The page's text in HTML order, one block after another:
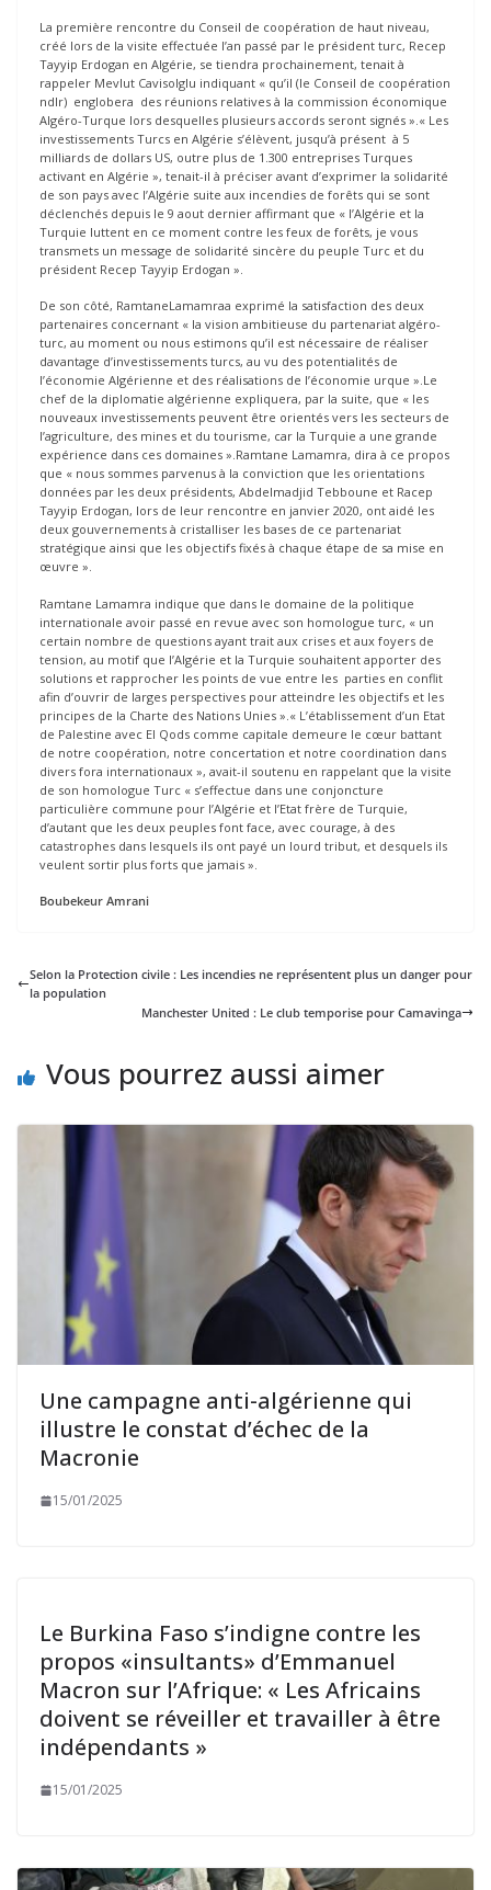
La première rencontre du Conseil de coopération de haut niveau,
créé lors de la visite effectuée l’an passé par le président turc, Recep
Tayyip Erdogan en Algérie, se tiendra prochainement, tenait à
rappeler Mevlut Cavisolglu indiquant « qu’il (le Conseil de coopération
ndlr) englobera des réunions relatives à la commission économique
Algéro-Turque lors desquelles plusieurs accords seront signés ».« Les
investissements Turcs en Algérie s’élèvent, jusqu’à présent à 5
milliards de dollars US, outre plus de 1.300 entreprises Turques
activant en Algérie », tenait-il à préciser avant d’exprimer la solidarité
de son pays avec l’Algérie suite aux incendies de forêts qui se sont
déclenchés depuis le 9 aout dernier affirmant que « l’Algérie et la
Turquie luttent en ce moment contre les feux de forêts, je vous
transmets un message de solidarité sincère du peuple Turc et du
président Recep Tayyip Erdogan ».
De son côté, RamtaneLamamraa exprimé la satisfaction des deux
partenaires concernant « la vision ambitieuse du partenariat algéro-
turc, au moment ou nous estimons qu’il est nécessaire de réaliser
davantage d’investissements turcs, au vu des potentialités de
l’économie Algérienne et des réalisations de l’économie urque ».Le
chef de la diplomatie algérienne expliquera, par la suite, que « les
nouveaux investissements peuvent être orientés vers les secteurs de
l’agriculture, des mines et du tourisme, car la Turquie a une grande
expérience dans ces domaines ».Ramtane Lamamra, dira à ce propos
que « nous sommes parvenus à la conviction que les orientations
données par les deux présidents, Abdelmadjid Tebboune et Racep
Tayyip Erdogan, lors de leur rencontre en janvier 2020, ont aidé les
deux gouvernements à cristalliser les bases de ce partenariat
stratégique ainsi que les objectifs fixés à chaque étape de sa mise en
œuvre ».
Ramtane Lamamra indique que dans le domaine de la politique
internationale avoir passé en revue avec son homologue turc, « un
certain nombre de questions ayant trait aux crises et aux foyers de
tension, au motif que l’Algérie et la Turquie souhaitent apporter des
solutions et rapprocher les points de vue entre les parties en conflit
afin d’ouvrir de larges perspectives pour atteindre les objectifs et les
principes de la Charte des Nations Unies ».« L’établissement d’un Etat
de Palestine avec El Qods comme capitale demeure le cœur battant
de notre coopération, notre concertation et notre coordination dans
divers fora internationaux », avait-il soutenu en rappelant que la visite
de son homologue Turc « s’effectue dans une conjoncture
particulière commune pour l’Algérie et l’Etat frère de Turquie,
d’autant que les deux peuples font face, avec courage, à des
catastrophes dans lesquels ils ont payé un lourd tribut, et desquels ils
veulent sortir plus forts que jamais ».
Boubekeur Amrani
Selon la Protection civile : Les incendies ne représentent plus un danger pour
la population
Manchester United : Le club temporise pour Camavinga
Vous pourrez aussi aimer
Une campagne anti-algérienne qui
illustre le constat d’échec de la
Macronie
15/01/2025
Le Burkina Faso s’indigne contre les
propos «insultants» d’Emmanuel
Macron sur l’Afrique: « Les Africains
doivent se réveiller et travailler à être
indépendants »
15/01/2025